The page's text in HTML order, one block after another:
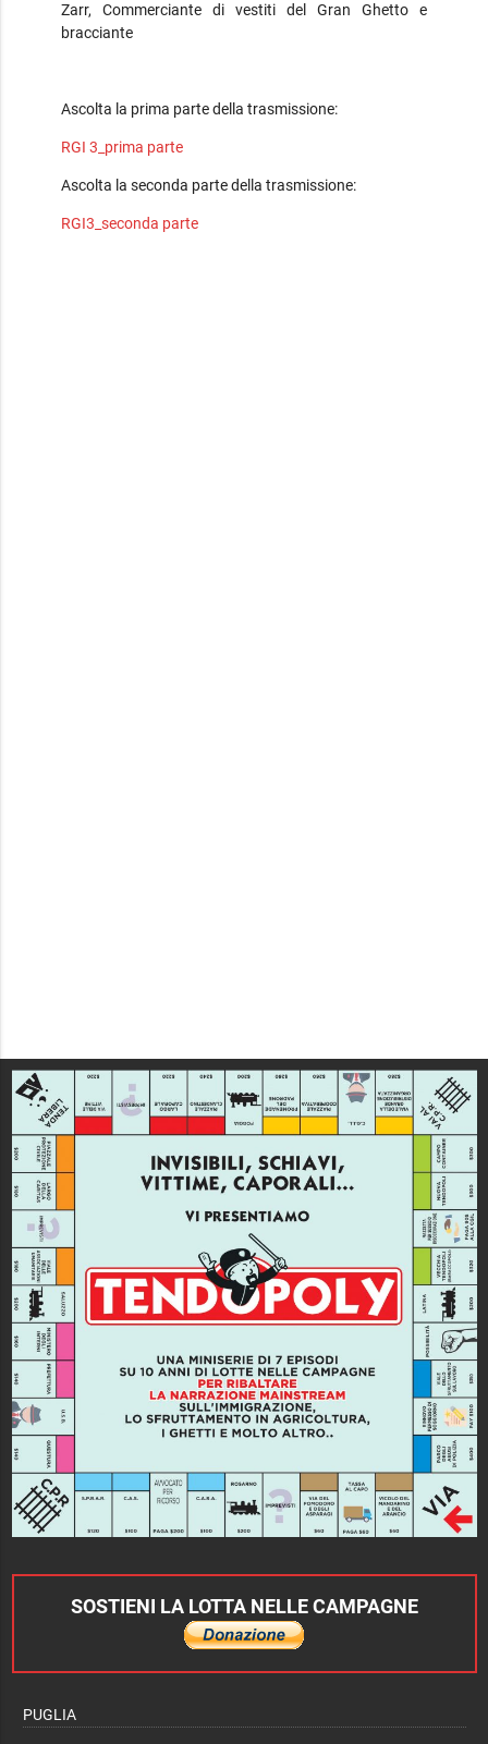
Zarr, Commerciante di vestiti del Gran Ghetto e
bracciante
Ascolta la prima parte della trasmissione:
RGI 3_prima parte
Ascolta la seconda parte della trasmissione:
RGI3_seconda parte
SOSTIENI LA LOTTA NELLE CAMPAGNE
PUGLIA